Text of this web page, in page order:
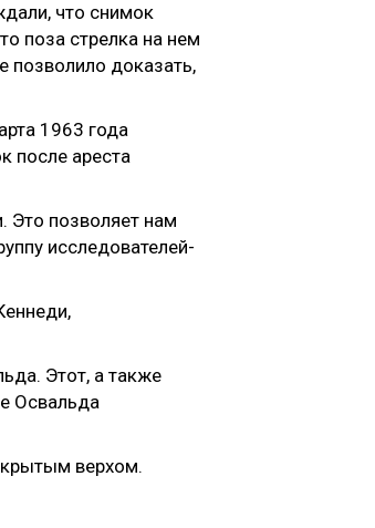
что снимок
поза стрелка на нем
позволило доказать,
1963 года
после ареста
Это позволяет нам
исследователей-
Этот, а также
Освальда
верхом.